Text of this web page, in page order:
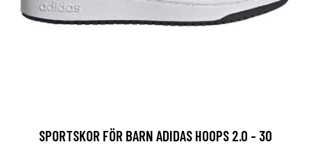
SPORTSKOR FÖR BARN ADIDAS HOOPS 2.0 - 30